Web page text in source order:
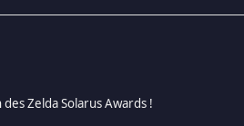
Zelda Solarus Awards !